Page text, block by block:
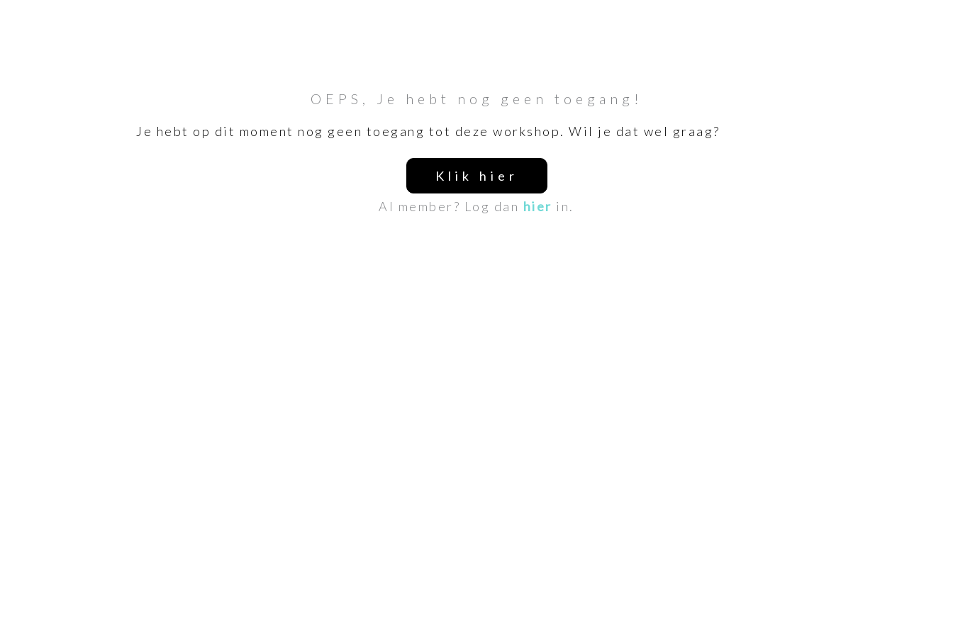
OEPS, Je hebt nog geen toegang!
Je hebt op dit moment nog geen toegang tot deze workshop. Wil je dat wel graag?
Klik hier
Al member? Log dan hier in.